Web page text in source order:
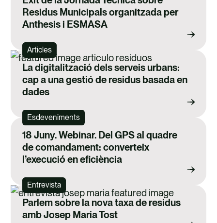
Residus Municipals organitzada per
Anthesis i ESMASA
Articles
La digitalització dels serveis urbans:
cap a una gestió de residus basada en
dades
Esdeveniments
18 Juny. Webinar. Del GPS al quadre
de comandament: converteix
l’execució en eficiència
Entrevista
Parlem sobre la nova taxa de residus
amb Josep Maria Tost